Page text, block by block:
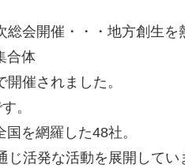
会開催・・・地方創生を
合体
催されました。
。
を網羅した48社。
活発な活動を展開してい